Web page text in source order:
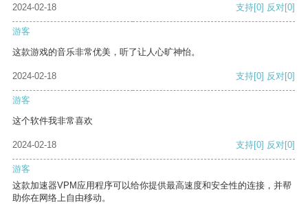
2024-02-18 支持[0] 反对[0]
游客
这款游戏的音乐非常优美，听了让人心旷神怡。
2024-02-18 支持[0] 反对[0]
游客
这个软件我非常喜欢
2024-02-18 支持[0] 反对[0]
游客
这款加速器VPM应用程序可以给你提供最高速度和安全性的连接，并帮
助你在网络上自由移动。